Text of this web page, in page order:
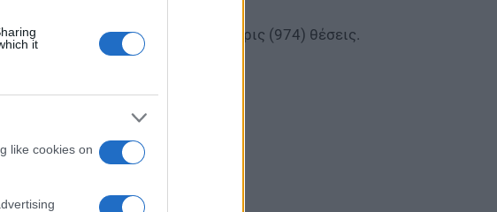
it
like cookies on
εννιακόσιες εβδομήντα τέσσερις (974) θέσεις.